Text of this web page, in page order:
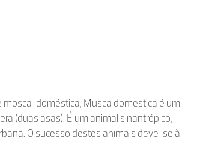
doméstica, Musca domestica é um
(duas asas). É um animal sinantrópico,
O sucesso destes animais deve-se à